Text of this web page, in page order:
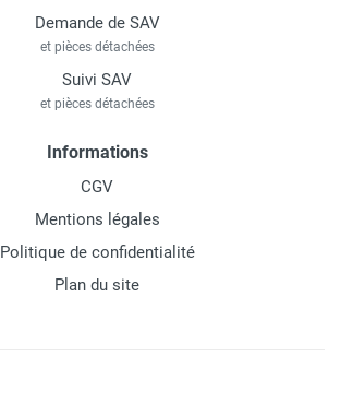
Demande de SAV
et pièces détachées
Suivi SAV
et pièces détachées
Informations
CGV
Mentions légales
Politique de confidentialité
Plan du site